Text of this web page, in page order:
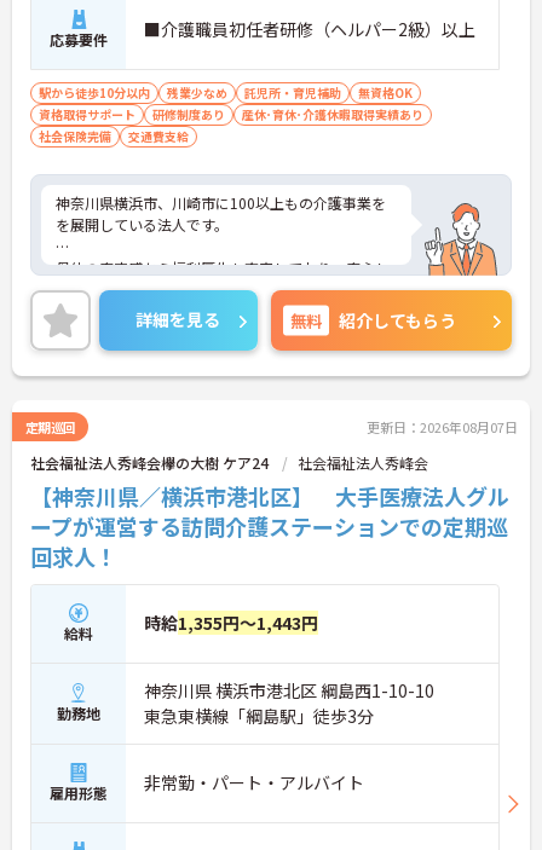
応募要件 ■介護職員初任者研修（ヘルパー2級）以上
駅から徒歩10分以内 残業少なめ 託児所・育児補助
無資格OK
資格取得サポート
研修制度あり
産休･育休･介護休暇取得実績あり
社会保険完備
交通費支給
神奈川県横浜市、川崎市に100以上もの介護事業を
を展開している法人です。
母体の安定感から福利厚生も充実しており、安心し
て長く働いて頂けます。自分のライフスタイルに合
わせて働いていただけます。
ご興味のある方はお気軽にお問い合わせ下さいま
せ。
詳細を見る 無料 紹介してもらう
定期巡回 更新日：2026年08月07日
社会福祉法人秀峰会欅の大樹 ケア24 社会福祉法人秀峰会
【神奈川県／横浜市港北区】 大手医療法人グル
ープが運営する訪問介護ステーションでの定期巡
回求人！
給料 時給1,355円～1,443円
勤務地
神奈川県 横浜市港北区 綱島西1-10-10
東急東横線「綱島駅」徒歩3分
雇用形態 非常勤・パート・アルバイト